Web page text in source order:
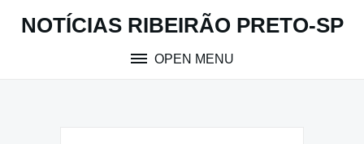
NOTÍCIAS RIBEIRÃO PRETO-SP
OPEN MENU